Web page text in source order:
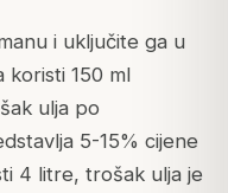
i uključite ga u
koristi 150 ml
ulja po
5-15% cijene
4 litre, trošak ulja je